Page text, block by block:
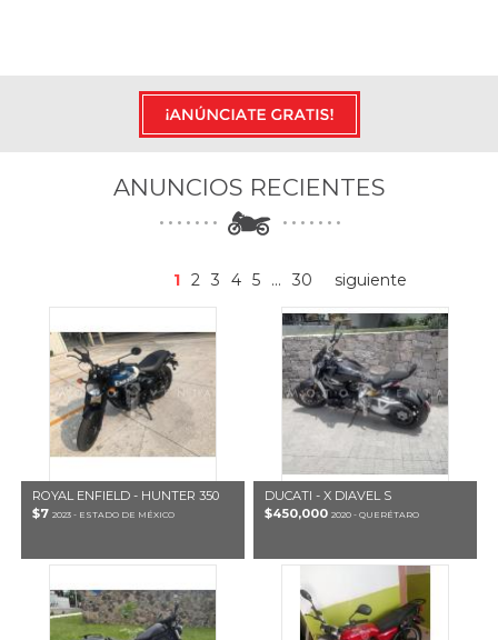
ANUNCIOS RECIENTES
1 2 3 4 5 ... 30 siguiente
ROYAL ENFIELD - HUNTER 350
$7 2023 - ESTADO DE MÉXICO
DUCATI - X DIAVEL S
$450,000 2020 - QUERÉTARO